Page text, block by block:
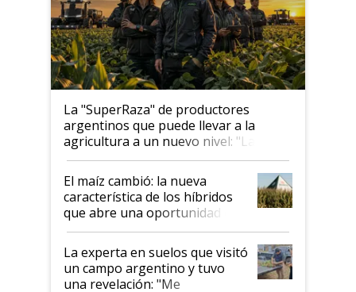
La "SuperRaza" de productores
argentinos que puede llevar a la
agricultura a un nuevo nivel: "Las
posibilidades de crecimiento son
infinitas"
El maíz cambió: la nueva
característica de los híbridos
que abre una oportunidad en
el lote
La experta en suelos que visitó
un campo argentino y tuvo
una revelación: "Me